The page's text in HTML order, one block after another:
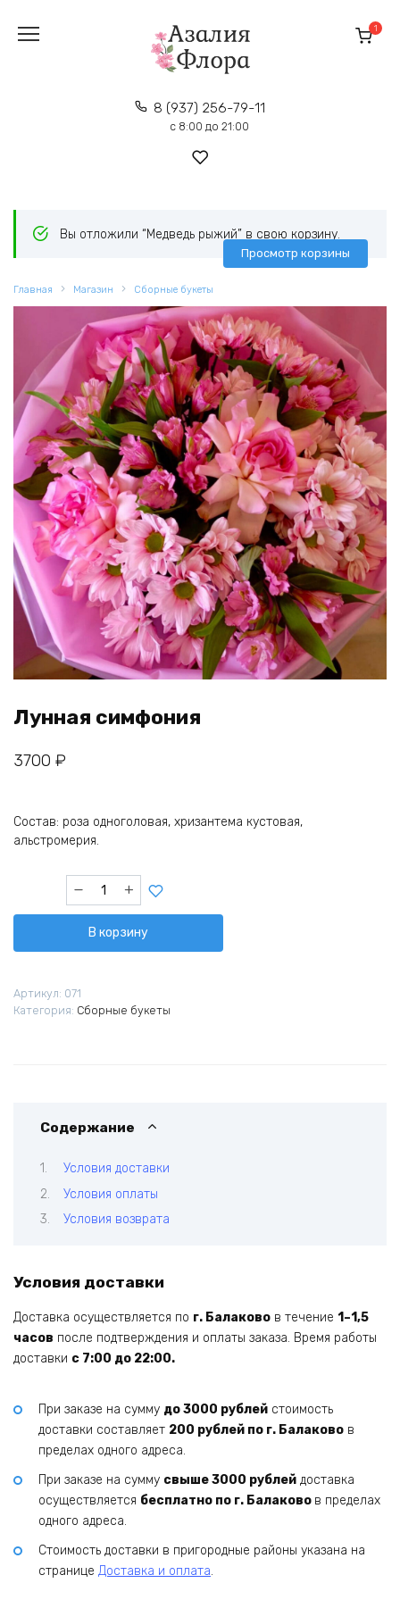
содержанию
8 (937) 256-79-11
с 8:00 до 21:00
1
Вы отложили “Медведь рыжий” в свою корзину.
Просмотр корзины
Главная Магазин Сборные букеты
Лунная симфония
3700 ₽
Состав: роза одноголовая, хризантема кустовая,
альстромерия.
Количество
товара
симфония
В корзину
Артикул: 071
Категория: Сборные букеты
Содержание
Условия доставки
Условия оплаты
Условия возврата
Условия доставки
Доставка осуществляется по г. Балаково в течение 1–1,5
часов после подтверждения и оплаты заказа. Время работы
доставки с 7:00 до 22:00.
При заказе на сумму до 3000 рублей стоимость
доставки составляет 200 рублей по г. Балаково в
пределах одного адреса.
При заказе на сумму свыше 3000 рублей доставка
осуществляется бесплатно по г. Балаково в пределах
одного адреса.
Стоимость доставки в пригородные районы указана на
странице Доставка и оплата.